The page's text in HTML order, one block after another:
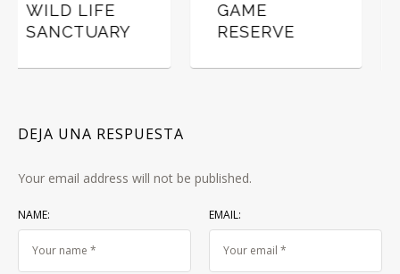
GAME
RESERVE
ROYAL
NATIONAL
NAME: EMAIL: